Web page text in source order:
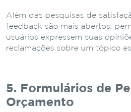
Além das pesquisas de
feedback são mais abertos,
usuários expressem suas
reclamações sobre um tópico
5. Formulários de
Orçamento